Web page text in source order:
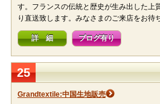
す。フランスの伝統と歴史が生み出した上
り直送致します。みなさまのご来店をお待
詳 細 ブログ有り
25
Grandtextile:中国生地販売